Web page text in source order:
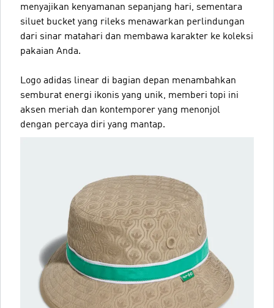
menyajikan kenyamanan sepanjang hari, sementara
siluet bucket yang rileks menawarkan perlindungan
dari sinar matahari dan membawa karakter ke koleksi
pakaian Anda.
Logo adidas linear di bagian depan menambahkan
semburat energi ikonis yang unik, memberi topi ini
aksen meriah dan kontemporer yang menonjol
dengan percaya diri yang mantap.